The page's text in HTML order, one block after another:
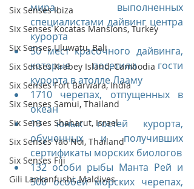
Six Senses Ibiza
Six Senses Kocatas Mansions, Turkey
Six Senses Uluwatu, Bali
Six Senses Krabey Island, Cambodia
Six Senses Fort Barwara, India
Six Senses Samui, Thailand
Six Senses Shaharut, Israel
Six Senses Yao Noi, Thailand
Six Senses Fiji
Gili Lankanfushi, Maldives
мира, выполненных
специалистами дайвинг центра
курорта
50 мест красочного дайвинга,
которые посетили гости
курорта в атолле Лааму
1710 черепах, отпущенных в
океан
19 юных гостей курорта,
обученных и получивших
сертификаты морских биологов
132 особи рыбы Манта Рей и
500 особей морских черепах,